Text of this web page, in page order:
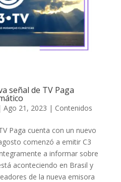
señal de TV Paga
Ago 21, 2023 | Contenidos
Paga cuenta con un nuevo
comenzó a emitir C3
a informar sobre
aconteciendo en Brasil y
de la nueva emisora